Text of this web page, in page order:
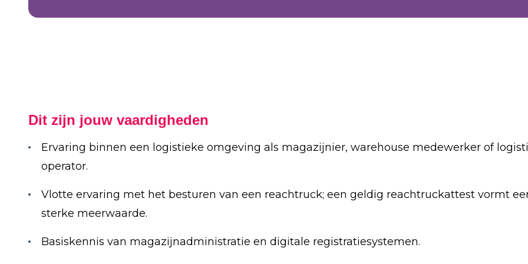
Dit zijn jouw vaardigheden
Ervaring binnen een logistieke omgeving als magazijnier, warehouse medewerker of
operator.
Vlotte ervaring met het besturen van een reachtruck; een geldig reachtruckattest vormt
sterke meerwaarde.
Basiskennis van magazijnadministratie en digitale registratiesystemen.